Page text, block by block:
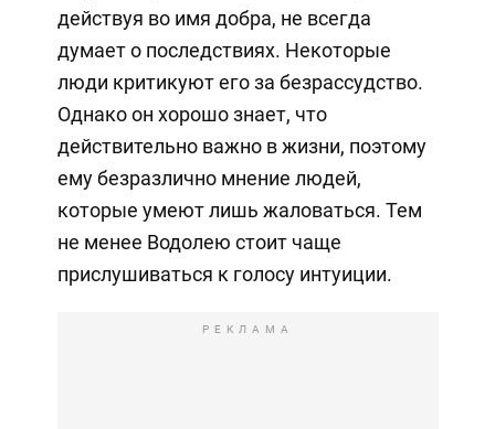
действуя во имя добра, не всегда
думает о последствиях. Некоторые
люди критикуют его за безрассудство.
Однако он хорошо знает, что
действительно важно в жизни, поэтому
ему безразлично мнение людей,
которые умеют лишь жаловаться. Тем
не менее Водолею стоит чаще
прислушиваться к голосу интуиции.
РЕКЛАМА